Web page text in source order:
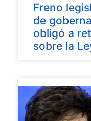
Freno
de
obligó a
sobre la